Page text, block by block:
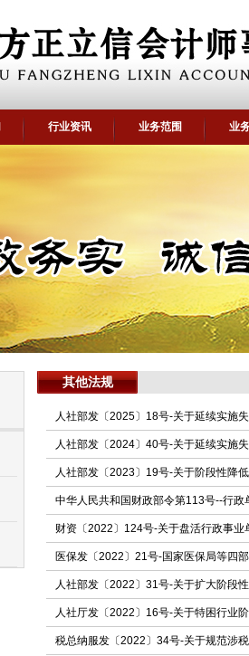
行业资讯 业务范围 业
其他法规
人社部发〔2025〕18号-关于延续实施
人社部发〔2024〕40号-关于延续实施
人社部发〔2023〕19号-关于阶段性降
中华人民共和国财政部令第113号--行政
财资〔2022〕124号-关于盘活行政事业
医保发〔2022〕21号-国家医保局等四
人社部发〔2022〕31号-关于扩大阶段
人社厅发〔2022〕16号-关于特困行业
税总纳服发〔2022〕34号-关于规范涉